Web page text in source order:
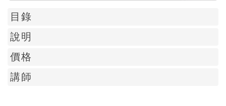
目錄
說明
價格
講師